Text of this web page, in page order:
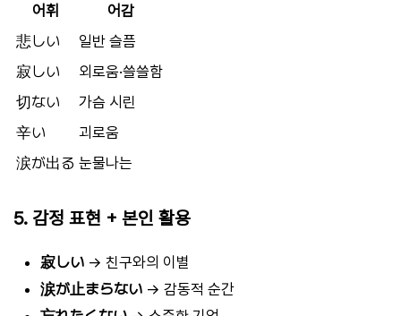
어휘
어감
悲しい
일반 슬픔
寂しい
외로움·쓸쓸함
切ない
가슴 시린
辛い
괴로움
涙が出る 눈물나는
5. 감정 표현 + 본인 활용
寂しい → 친구와의 이별
涙が止まらない → 감동적 순간